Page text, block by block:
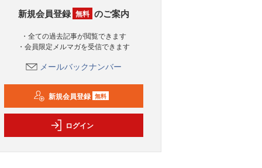
新規会員登録 無料 のご案内
・全ての過去記事が閲覧できます
・会員限定メルマガを受信できます
メールバックナンバー
新規会員登録 無料
ログイン